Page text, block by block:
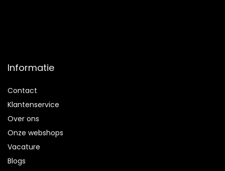
Informatie
Contact
Klantenservice
Over ons
Onze webshops
Vacature
Blogs